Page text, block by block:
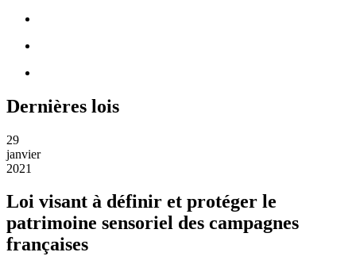
Dernières lois
29
janvier
2021
Loi visant à définir et protéger le
patrimoine sensoriel des campagnes
françaises